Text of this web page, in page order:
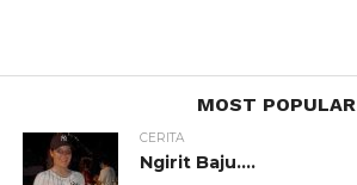
MOST POPULAR
CERITA
Ngirit Baju….